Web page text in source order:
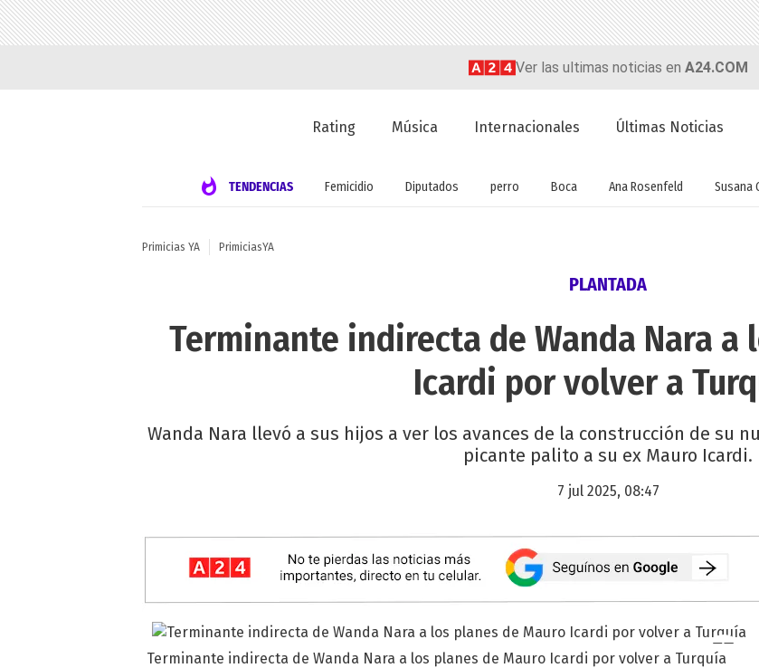
Ver las ultimas noticias en A24.COM
Rating Música Internacionales Últimas Noticias
TENDENCIAS Femicidio Diputados perro Boca Ana Rosenfeld Susana
Primicias YA PrimiciasYA
PLANTADA
Terminante indirecta de Wanda Nara a
Icardi por volver a
Wanda Nara llevó a sus hijos a ver los avances de la construcción de su
picante palito a su ex Mauro Icardi.
7 jul 2025, 08:47
Terminante indirecta de Wanda Nara a los planes de Mauro Icardi por volver a Turquía